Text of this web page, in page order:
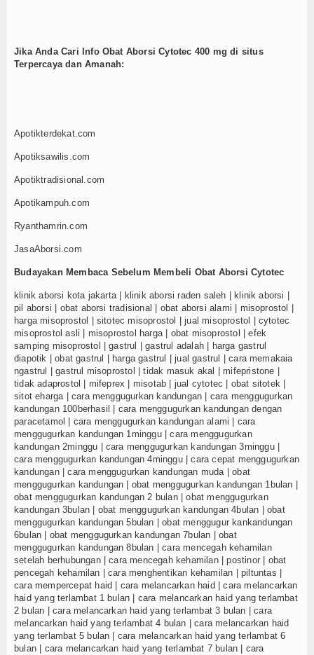
Jika Anda Cari Info Obat Aborsi Cytotec 400 mg di situs
Terpercaya dan Amanah:
Apotikterdekat.com
Apotiksawilis.com
Apotiktradisional.com
Apotikampuh.com
Ryanthamrin.com
JasaAborsi.com
Budayakan Membaca Sebelum Membeli Obat Aborsi Cytotec
klinik aborsi kota jakarta | klinik aborsi raden saleh | klinik aborsi |
pil aborsi | obat aborsi tradisional | obat aborsi alami | misoprostol |
harga misoprostol | sitotec misoprostol | jual misoprostol | cytotec
misoprostol asli | misoprostol harga | obat misoprostol | efek
samping misoprostol | gastrul | gastrul adalah | harga gastrul
diapotik | obat gastrul | harga gastrul | jual gastrul | cara memakaia
ngastrul | gastrul misoprostol | tidak masuk akal | mifepristone |
tidak adaprostol | mifeprex | misotab | jual cytotec | obat sitotek |
sitot eharga | cara menggugurkan kandungan | cara menggugurkan
kandungan 100berhasil | cara menggugurkan kandungan dengan
paracetamol | cara menggugurkan kandungan alami | cara
menggugurkan kandungan 1minggu | cara menggugurkan
kandungan 2minggu | cara menggugurkan kandungan 3minggu |
cara menggugurkan kandungan 4minggu | cara cepat menggugurkan
kandungan | cara menggugurkan kandungan muda | obat
menggugurkan kandungan | obat menggugurkan kandungan 1bulan |
obat menggugurkan kandungan 2 bulan | obat menggugurkan
kandungan 3bulan | obat menggugurkan kandungan 4bulan | obat
menggugurkan kandungan 5bulan | obat menggugur kankandungan
6bulan | obat menggugurkan kandungan 7bulan | obat
menggugurkan kandungan 8bulan | cara mencegah kehamilan
setelah berhubungan | cara mencegah kehamilan | postinor | obat
pencegah kehamilan | cara menghentikan kehamilan | piltuntas |
cara mempercepat haid | cara melancarkan haid | cara melancarkan
haid yang terlambat 1 bulan | cara melancarkan haid yang terlambat
2 bulan | cara melancarkan haid yang terlambat 3 bulan | cara
melancarkan haid yang terlambat 4 bulan | cara melancarkan haid
yang terlambat 5 bulan | cara melancarkan haid yang terlambat 6
bulan | cara melancarkan haid yang terlambat 7 bulan | cara